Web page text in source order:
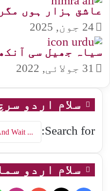
عاشق ہزار ہوں مگر
24 جون, 2025
سیاہ جھیل سی
31 جولائی, 2022
سلام اردو
Search for:
سلام اردو